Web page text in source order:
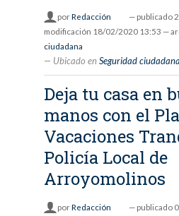
porRedacción — publicado
modificación 18/02/2020 13:53 —
ciudadana
Ubicado en Seguridad ciudadana
Deja tu casa en
manos con el
Vacaciones
Policía Local de
Arroyomolinos
porRedacción — publicado